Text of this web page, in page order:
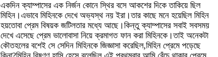
একদিন ক্যাম্পাসের এক নির্জন কোনে স্থির বসে আকশের দিকে তাকিয়ে ছিল
মিহিন।এভাবে মিহিনকে দেখে অভ্যস্থ নয় ইরা।তার কাছে মনে হয়েছিল মিহিন
হয়তোবা প্রেম বিষয়ক জটিলতার মধ্যে আছে।কিন্তু ক্যাম্পাসের সবাই সবসময়
দেখে এসেছে প্রেম ভালোবাসা নিয়ে ক্রমাগত ফান করা মিহিনকে।তাই অনেকটা
কৌতহলের বশেই সে সেদিন মিহিনকে জিজ্ঞাসা করেছিল,মিহিন প্রেমে পড়েছে